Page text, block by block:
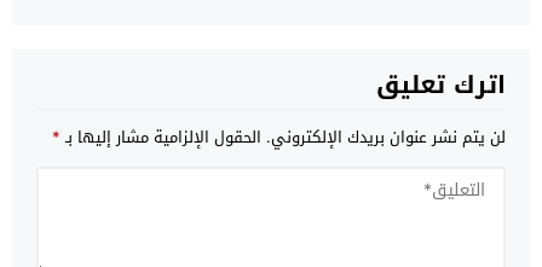
اترك تعليق
لن يتم نشر عنوان بريدك الإلكتروني. الحقول الإلزامية مشار إليها بـ*